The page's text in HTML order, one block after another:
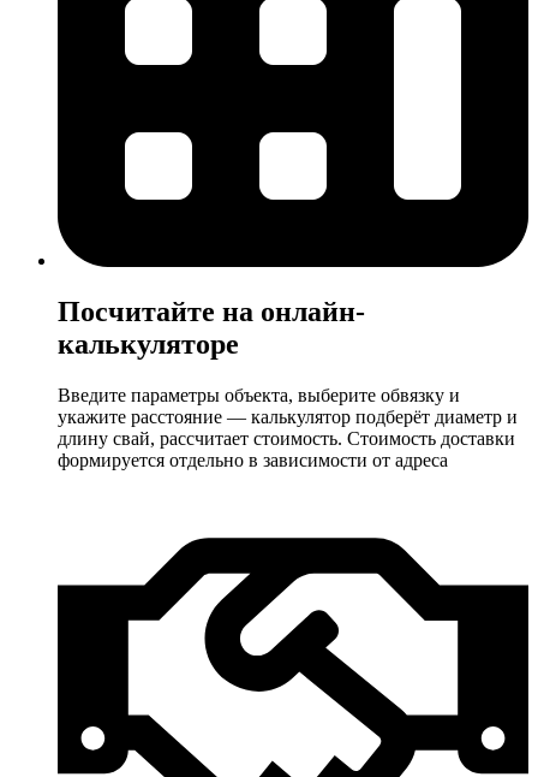
Посчитайте на онлайн-
калькуляторе
Введите параметры объекта, выберите обвязку и
укажите расстояние — калькулятор подберёт диаметр и
длину свай, рассчитает стоимость. Стоимость доставки
формируется отдельно в зависимости от адреса